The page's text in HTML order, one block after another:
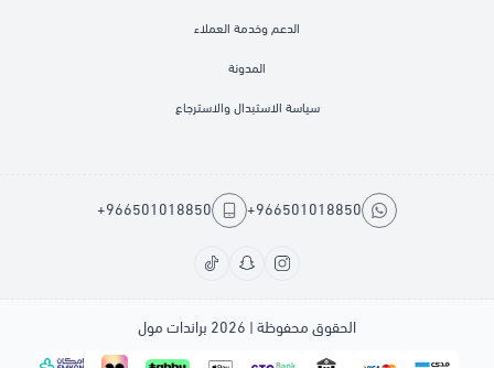
الدعم وخدمة العملاء
المدونة
سياسة الاستبدال والاسترجاع
+966501018850
+966501018850
الحقوق محفوظة | 2026 براندات مول